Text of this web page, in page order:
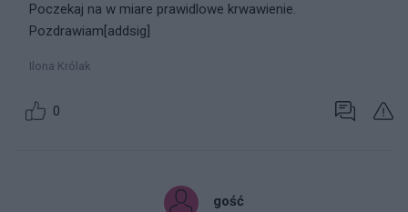
Poczekaj na w miare prawidlowe krwawienie.
Pozdrawiam[addsig]
Ilona Królak
0
gość